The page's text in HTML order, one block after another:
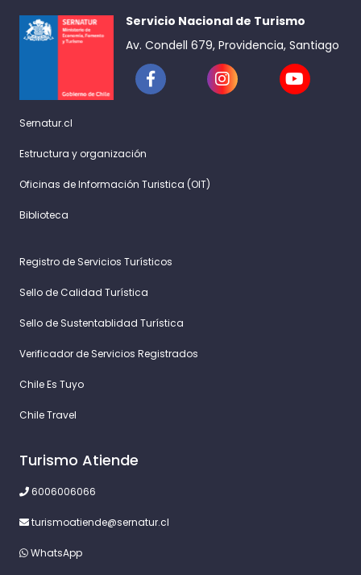
Servicio Nacional de Turismo
Av. Condell 679, Providencia, Santiago
Sernatur.cl
Estructura y organización
Oficinas de Información Turistica (OIT)
Biblioteca
Registro de Servicios Turísticos
Sello de Calidad Turística
Sello de Sustentablidad Turística
Verificador de Servicios Registrados
Chile Es Tuyo
Chile Travel
Turismo Atiende
6006006066
turismoatiende@sernatur.cl
WhatsApp